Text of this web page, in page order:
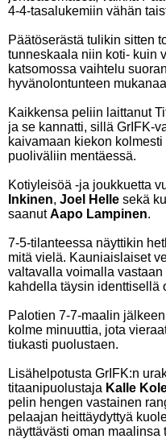
4-4-tasalukemiin vähän
Päätöserästä tulikin sitten
tunneskaala niin koti- kuin
katsomossa vaihtelu
hyvänolontunteen
Kaikkensa peliin laittanut
ja se kannatti, sillä GrIFK-
kaivamaan kiekon
puoliväliin mentäessä.
Kotiyleisöä -ja joukkuetta
Inkinen, Joel Helle sekä
saanutAapo Lampinen.
7-5-tilanteessa näyttikin
mitä vielä. Kauniaislaiset
valtavalla voimalla vastaan
kahdella täysin identtisellä
Palotien 7-7-maalin
kolme minuuttia, jota
tiukasti puolustaen.
Lisähelpotusta GrIFK:n
titaanipuolustaja Kalle
pelin hengen vastainen
pelaajan heittäydyttyä
näyttävästi oman maalinsa